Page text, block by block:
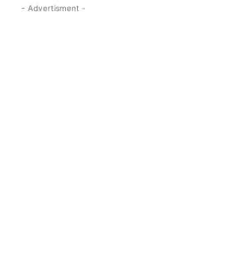
- Advertisment -